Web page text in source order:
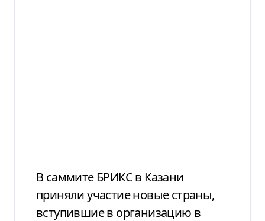
В саммите БРИКС в Казани
приняли участие новые страны,
вступившие в организацию в